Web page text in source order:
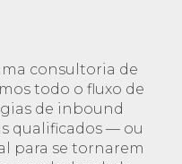
consultoria de
todo o fluxo de
de inbound
qualificados — ou
para se tornarem